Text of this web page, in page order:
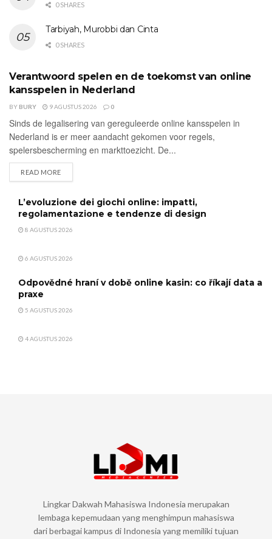
0 SHARES
Tarbiyah, Murobbi dan Cinta
0 SHARES
UNCATEGORIZED
Verantwoord spelen en de toekomst van online
kansspelen in Nederland
BY BURY 9 AGUSTUS 2026 0
Sinds de legalisering van gereguleerde online kansspelen in
Nederland is er meer aandacht gekomen voor regels,
spelersbescherming en markttoezicht. De...
READ MOREDETAILS
L’evoluzione dei giochi online: impatti,
regolamentazione e tendenze di design
8 AGUSTUS 2026
6 AGUSTUS 2026
Odpovědné hraní v době online kasin: co říkají data a
praxe
5 AGUSTUS 2026
4 AGUSTUS 2026
Lingkar Dakwah Mahasiswa Indonesia merupakan
lembaga kepemudaan yang menghimpun mahasiswa
dari berbagai kampus di Indonesia yang memiliki tujuan